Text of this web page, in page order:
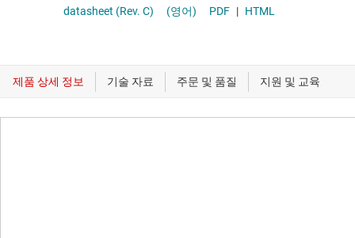
datasheet (Rev. C)
(영어) PDF | HTML